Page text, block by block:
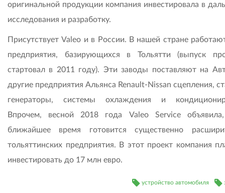
оригинальной продукции компания инвестировала в
исследования и разработку.
Присутствует Valeo и в России. В нашей стране
предприятия, базирующихся в Тольятти (выпуск
стартовал в 2011 году). Эти заводы поставляют на
другие предприятия Альянса Renault-Nissan сцепления,
генераторы, системы охлаждения и
Впрочем, весной 2018 года Valeo Service
ближайшее время готовится существенно
тольяттинских предприятия. В этот проект компания
инвестировать до 17 млн евро.
устройство автомобиля